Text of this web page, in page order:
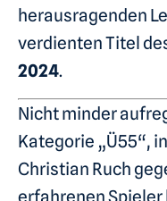
herausragenden
verdienten Titel
2024.
Nicht minder
Kategorie „Ü55“,
Christian Ruch
erfahrenen Spieler